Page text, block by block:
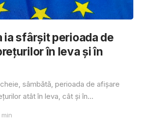
ia sfârşit perioada de
în ​​leva și în
sâmbătă, perioada de afișare
atât în ​​leva, cât și în...
min